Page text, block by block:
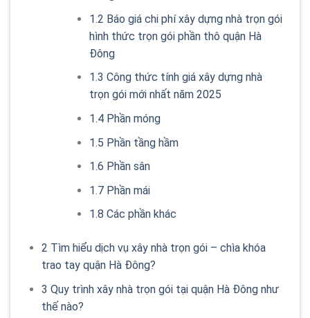
1.2 Báo giá chi phí xây dựng nhà trọn gói
hình thức trọn gói phần thô quận Hà
Đông
1.3 Công thức tính giá xây dựng nhà
trọn gói mới nhất năm 2025
1.4Phần móng
1.5 Phần tầng hầm
1.6 Phần sân
1.7Phần mái
1.8 Các phần khác
2 Tìm hiểu dịch vụ xây nhà trọn gói – chìa khóa
trao tay quận Hà Đông?
3 Quy trình xây nhà trọn gói tại quận Hà Đông như
thế nào?